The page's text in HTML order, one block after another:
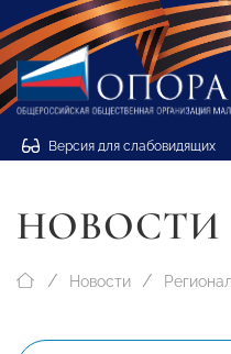
Версия для слабовидящих
НОВОСТИ
Новости